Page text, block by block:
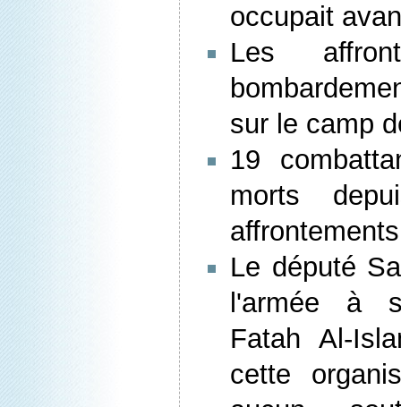
occupait
Les
sur le camp
19
morts
Le député
l'armée à
Fatah Al-
cette